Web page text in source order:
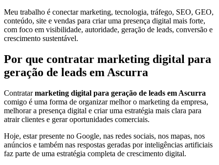
Meu trabalho é conectar marketing, tecnologia, tráfego, SEO, GEO,
conteúdo, site e vendas para criar uma presença digital mais forte,
com foco em visibilidade, autoridade, geração de leads, conversão e
crescimento sustentável.
Por que contratar marketing digital para
geração de leads em Ascurra
Contratarmarketing digital para geração de leads em Ascurra
comigo é uma forma de organizar melhor o marketing da empresa,
melhorar a presença digital e criar uma estratégia mais clara para
atrair clientes e gerar oportunidades comerciais.
Hoje, estar presente no Google, nas redes sociais, nos mapas, nos
anúncios e também nas respostas geradas por inteligências artificiais
faz parte de uma estratégia completa de crescimento digital.